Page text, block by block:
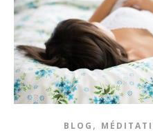
BLOG ,